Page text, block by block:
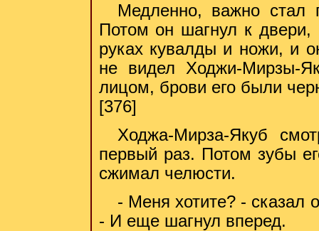
Медленно, важно стал
Потом он шагнул к
руках кувалды и ножи, и
не видел Ходжи-Мирзы-
лицом, брови его были
[376]
Ходжа-Мирза-Якуб
первый раз. Потом зубы
сжимал челюсти.
- Меня хотите? - сказал
- И еще шагнул вперед.